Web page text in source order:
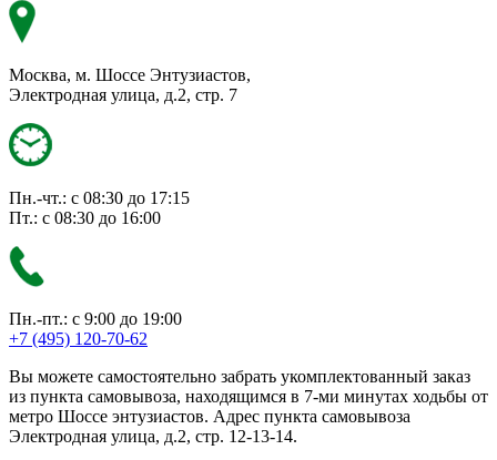
Москва, м. Шоссе Энтузиастов,
Электродная улица, д.2, стр. 7
Пн.-чт.: с 08:30 до 17:15
Пт.: с 08:30 до 16:00
Пн.-пт.: с 9:00 до 19:00
+7 (495) 120-70-62
Вы можете самостоятельно забрать укомплектованный заказ
из пункта самовывоза, находящимся в 7-ми минутах ходьбы от
метро Шоссе энтузиастов. Адрес пункта самовывоза
Электродная улица, д.2, стр. 12-13-14.